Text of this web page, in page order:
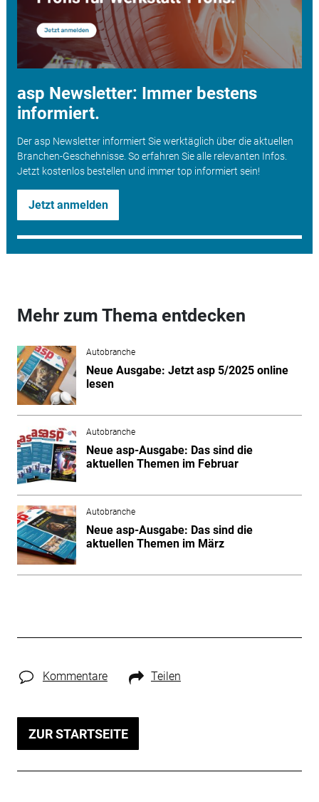
asp Newsletter: Immer bestens
informiert.
Der asp Newsletter informiert Sie werktäglich über die aktuellen
Branchen-Geschehnisse. So erfahren Sie alle relevanten Infos.
Jetzt kostenlos bestellen und immer top informiert sein!
Jetzt anmelden
Mehr zum Thema entdecken
Autobranche
Neue Ausgabe: Jetzt asp 5/2025 online
lesen
Autobranche
Neue asp-Ausgabe: Das sind die
aktuellen Themen im Februar
Autobranche
Neue asp-Ausgabe: Das sind die
aktuellen Themen im März
Kommentare Teilen
ZUR STARTSEITE